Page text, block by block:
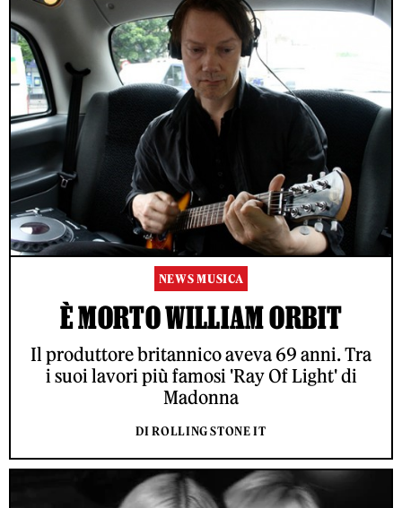
NEWS MUSICA
È MORTO WILLIAM ORBIT
Il produttore britannico aveva 69 anni. Tra
i suoi lavori più famosi 'Ray Of Light' di
Madonna
DI ROLLING STONE IT